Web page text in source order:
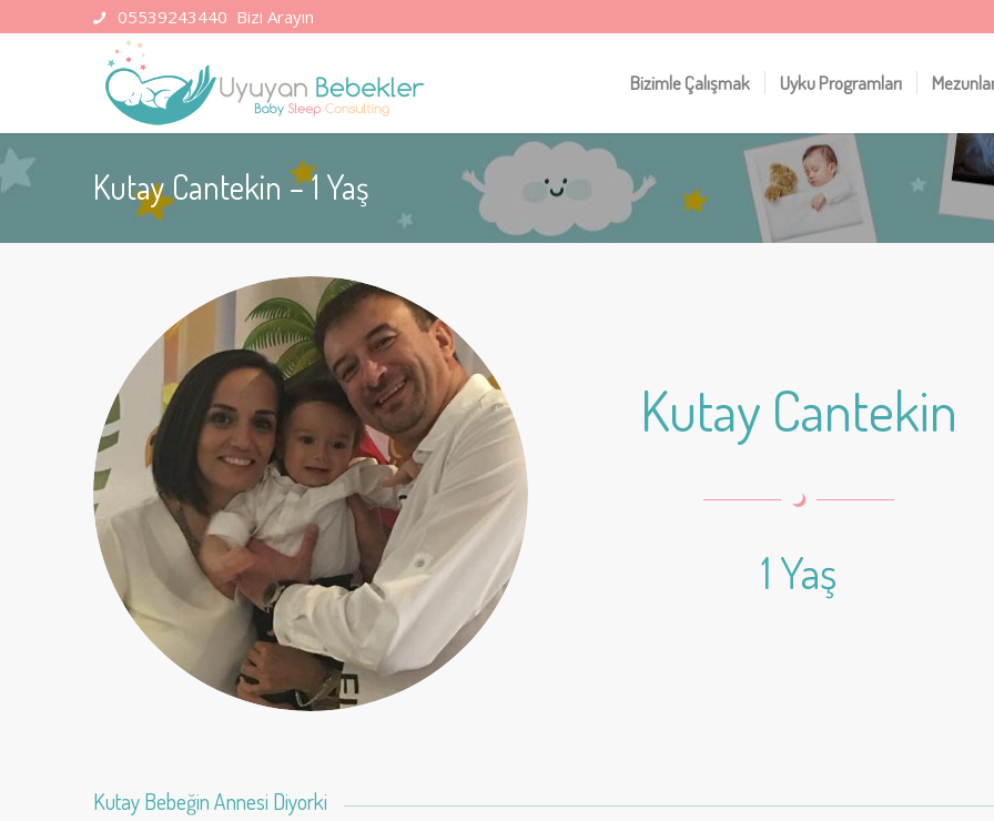
05539243440 Bizi Arayın
Bizimle Çalışmak Uyku Programları
Kutay Cantekin – 1 Yaş
Kutay Cantekin
1 Yaş
Kutay Bebeğin Annesi Diyorki